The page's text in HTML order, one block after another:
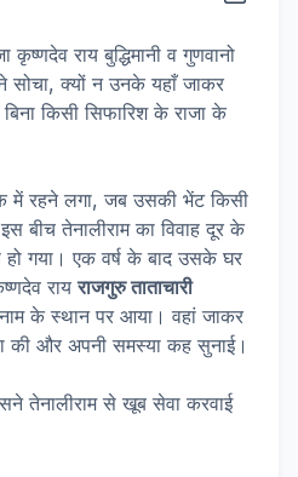
कृष्णदेव राय बुद्धिमानी व गुणवानो
क्यों न उनके यहाँ जाकर
किसी सिफारिश के राजा के
में रहने लगा, जब उसकी भेंट किसी
बीच तेनालीराम का विवाह दूर के
गया। एक वर्ष के बाद उसके घर
रायराजगुरु ताताचारी
नाम के स्थान पर आया। वहां जाकर
की और अपनी समस्या कह सुनाई।
तेनालीराम से खूब सेवा करवाई